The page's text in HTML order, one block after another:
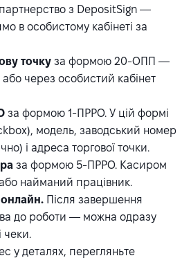
з DepositSign —
в особистому кабінеті за
точку за формою 20-ОПП —
через особистий кабінет
за формою 1-ПРРО. У цій формі
модель, заводський номер
і адреса торгової точки.
за формою 5-ПРРО. Касиром
найманий працівник.
Після завершення
до роботи — можна одразу
чеки.
у деталях, перегляньте